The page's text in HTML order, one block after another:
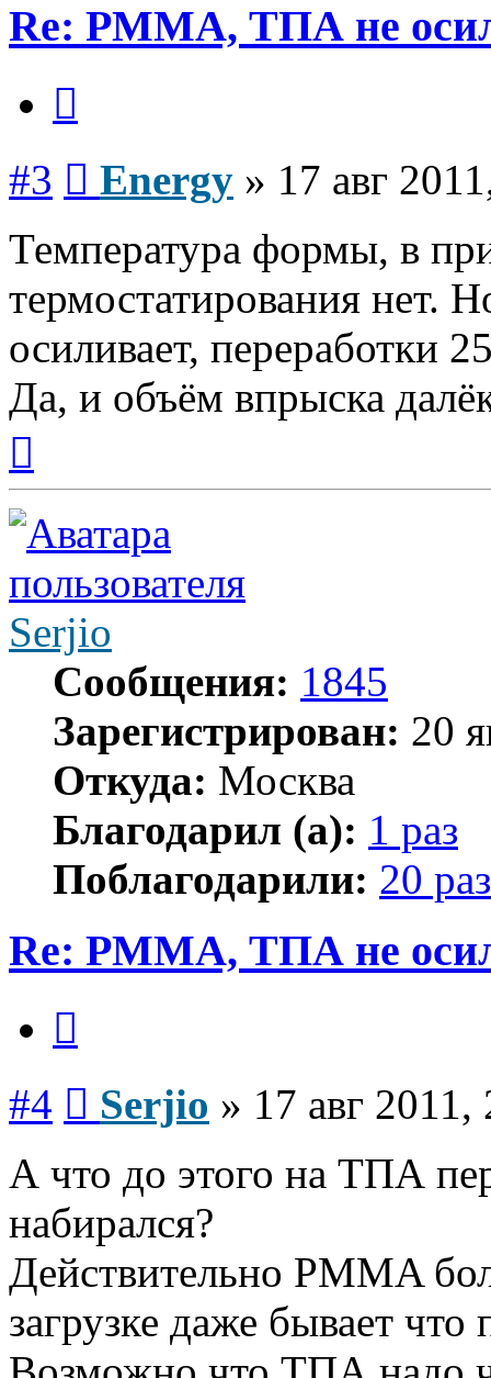
Re: PMMA, ТПА не
#3 Energy » 17 авг
Температура формы, в
термостатирования нет.
осиливает, переработки
Да, и объём впрыска
началу
Serjio
Сообщения: 1845
Зарегистрирован: 20
Откуда: Москва
Благодарил (а): 1 раз
Поблагодарили: 20 раз
Re: PMMA, ТПА не
#4 Serjio » 17 авг 2011,
А что до этого на ТПА
набирался?
Действительно PMMA
загрузке даже бывает